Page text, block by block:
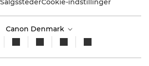
Canon Denmark